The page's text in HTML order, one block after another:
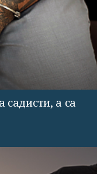
садисти, а са